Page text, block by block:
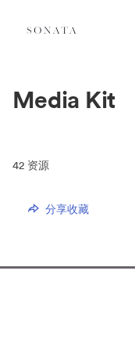
Media Kit
42 资源
分享收藏